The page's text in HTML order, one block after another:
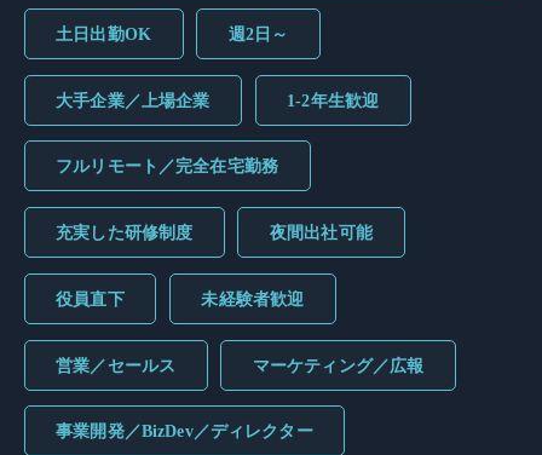
土日出勤OK 週2日～
大手企業／上場企業 1-2年生歓迎
フルリモート／完全在宅勤務
充実した研修制度 夜間出社可能
役員直下 未経験者歓迎
営業／セールス マーケティング／広報
事業開発／BizDev／ディレクター